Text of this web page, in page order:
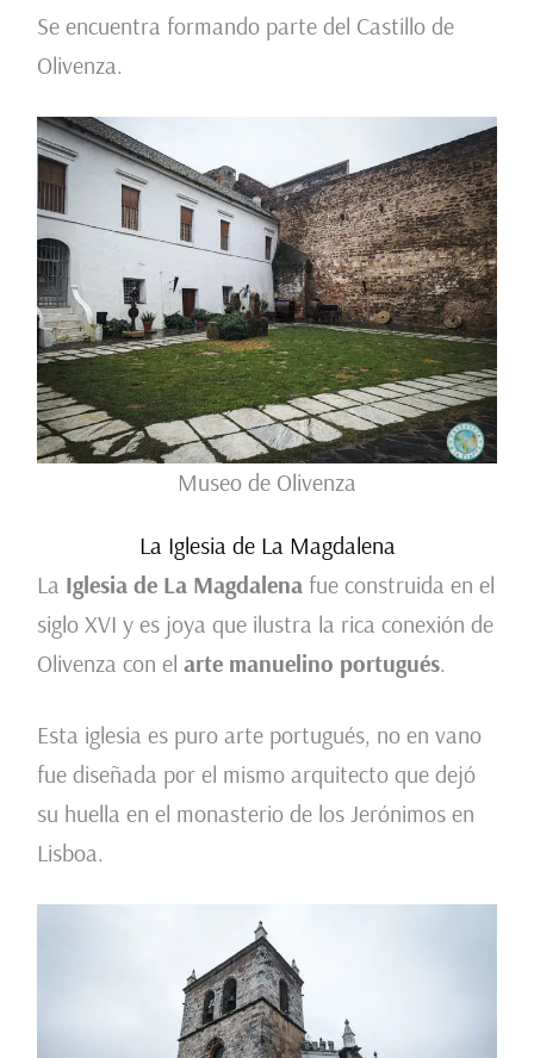
Se encuentra formando parte del Castillo de
Olivenza.
Museo de Olivenza
La Iglesia de La Magdalena
La Iglesia de La Magdalenafue construida en el
siglo XVI y es joya que ilustra la rica conexión de
Olivenza con el arte manuelino portugués.
Esta iglesia es puro arte portugués, no en vano
fue diseñada por el mismo arquitecto que dejó
su huella en el monasterio de los Jerónimos en
Lisboa.